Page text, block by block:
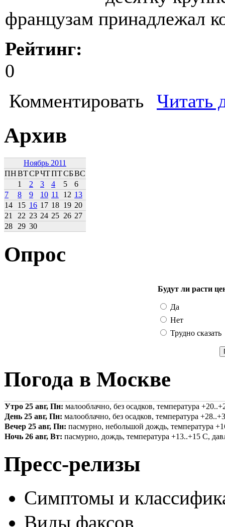
французам принадлежал
Рейтинг:
0
Комментировать
Читать
Архив
Ноябрь 2011
ПНВТСРЧТПТСБВС
1
2 3 4 5
6
7
8 9 10 11 12 13
14
15 16 17 18 19 20
21
22 23 24 25 26 27
28
29 30
Опрос
Будут ли расти
Да
Нет
Трудно сказать
Погода в Москве
Утро 25 авг, Пн: малооблачно, без осадков, температура
День 25 авг, Пн: малооблачно, без осадков, температура
Вечер 25 авг, Пн: пасмурно, небольшой дождь, температура
Ночь 26 авг, Вт: пасмурно, дождь, температура +13..+15 С,
Пресс-релизы
Симптомы и
Виды факсов